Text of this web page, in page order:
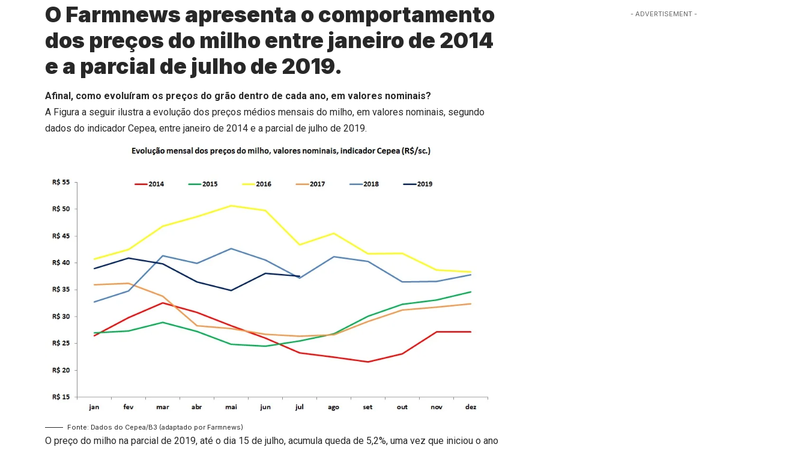
O Farmnews apresenta o comportamento
dos preços do milho entre janeiro de 2014
e a parcial de julho de 2019.
Afinal, como evoluíram os preços do grão dentro de cada ano, em valores nominais?
A Figura a seguir ilustra a evolução dos preços médios mensais do milho, em valores nominais, segundo
dados do indicador Cepea, entre janeiro de 2014 e a parcial de julho de 2019.
Fonte: Dados do Cepea/B3 (adaptado por Farmnews)
O preço do milho na parcial de 2019, até o dia 15 de julho, acumula queda de 5,2%, uma vez que iniciou o ano
- ADVERTISEMENT -